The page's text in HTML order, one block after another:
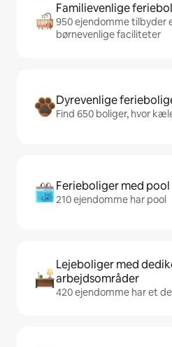
Familievenlige
950 ejendomme tilbyder
børnevenlige faciliteter
Dyrevenlige
Find 650 boliger, hvor
Ferieboliger med pool
210 ejendomme har pool
Lejeboliger med
arbejdsområder
420 ejendomme har et